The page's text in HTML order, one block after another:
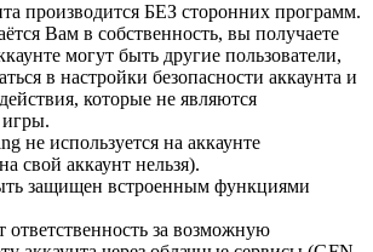
производится БЕЗ сторонних программ.
Вам в собственность, вы получаете
могут быть другие пользователи,
в настройки безопасности аккаунта и
которые не являются
не используется на аккаунте
свой аккаунт нельзя).
защищен встроенным функциями
ответственность за возможную